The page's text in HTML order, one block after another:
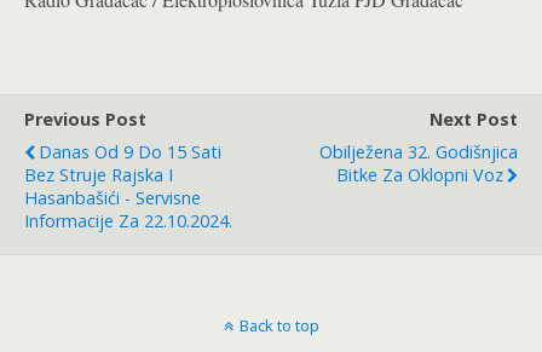
Previous Post
Danas Od 9 Do 15 Sati
Bez Struje Rajska I
Hasanbašići - Servisne
Informacije Za 22.10.2024.
Next Post
Obilježena 32. Godišnjica
Bitke Za Oklopni Voz
Back to top